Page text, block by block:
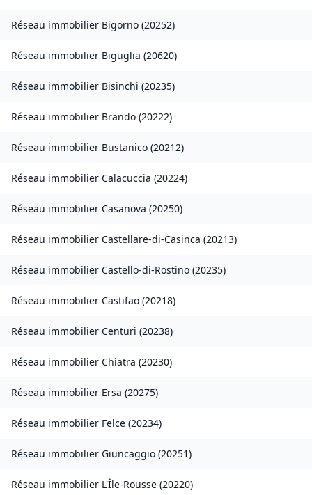
Réseau immobilier Bigorno (20252)
Réseau immobilier Biguglia (20620)
Réseau immobilier Bisinchi (20235)
Réseau immobilier Brando (20222)
Réseau immobilier Bustanico (20212)
Réseau immobilier Calacuccia (20224)
Réseau immobilier Casanova (20250)
Réseau immobilier Castellare-di-Casinca (20213)
Réseau immobilier Castello-di-Rostino (20235)
Réseau immobilier Castifao (20218)
Réseau immobilier Centuri (20238)
Réseau immobilier Chiatra (20230)
Réseau immobilier Ersa (20275)
Réseau immobilier Felce (20234)
Réseau immobilier Giuncaggio (20251)
Réseau immobilier L'Île-Rousse (20220)